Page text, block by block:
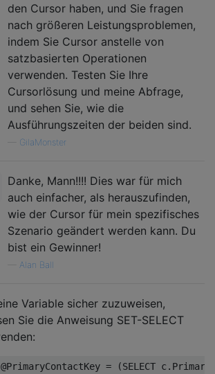
den Cursor haben, und Sie fragen
nach größeren Leistungsproblemen,
indem Sie Cursor anstelle von
satzbasierten Operationen
verwenden. Testen Sie Ihre
Cursorlösung und meine Abfrage,
und sehen Sie, wie die
Ausführungszeiten der beiden sind.
GilaMonster
Danke, Mann!!!! Dies war für mich
auch einfacher, als herauszufinden,
wie der Cursor für mein spezifisches
Szenario geändert werden kann. Du
bist ein Gewinner!
Alan Ball
Variable sicher zuzuweisen,
Sie die Anweisung SET-SELECT
@PrimaryContactKey = (SELECT